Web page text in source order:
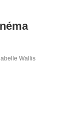
Wallis